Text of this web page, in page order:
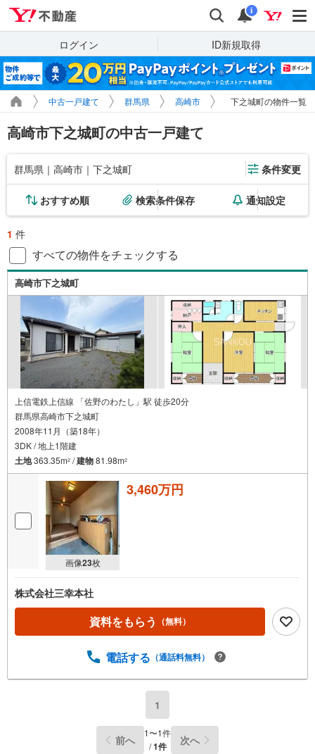
検索 通知
i
ログイン ID新規取得
中古一戸建て 群馬県 高崎市 下之城町の物件一覧
高崎市下之城町の中古一戸建て
群馬県｜高崎市｜下之城町 条件変更
おすすめ順 検索条件保存 通知設定
1 件
すべての物件をチェックする
高崎市下之城町
上信電鉄上信線 「佐野のわたし」駅 徒歩20分
群馬県高崎市下之城町
2008年11月（築18年）
3DK / 地上1階建
土地363.35m2 /建物81.98m2
画像23枚
3,460万円
株式会社三幸本社
資料をもらう （無料）
電話する （通話料無料）
1
前へ 1〜1件
/1件 次へ